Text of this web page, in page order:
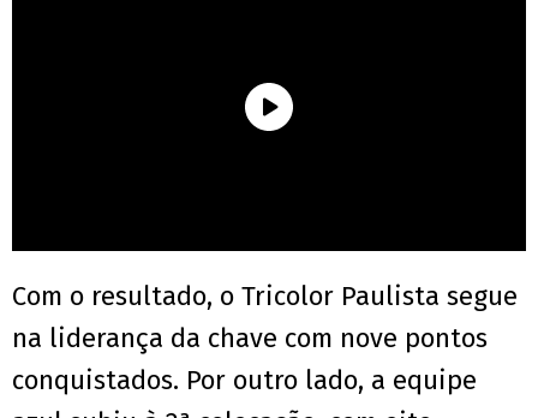
Com o resultado, o Tricolor Paulista segue
na liderança da chave com nove pontos
conquistados. Por outro lado, a equipe